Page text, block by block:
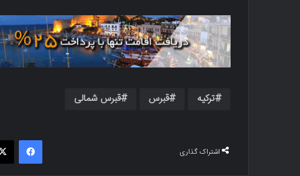
ترکیه قبرس قبرس شمالی
اشتراک گذاری
فیسبوک